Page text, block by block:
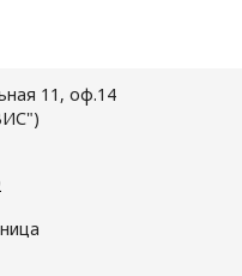
11, оф.14